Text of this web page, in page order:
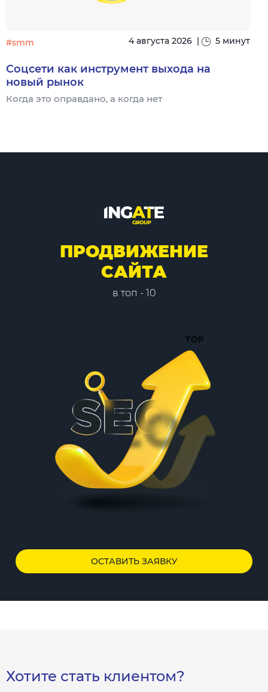
#smm 4 августа 2026 5 минут
Соцсети как инструмент выхода на
новый рынок
Когда это оправдано, а когда нет
ПРОДВИЖЕНИЕ
САЙТА
в топ - 10
ОСТАВИТЬ ЗАЯВКУ
Хотите стать клиентом?